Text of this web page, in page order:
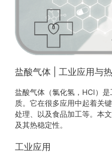
盐酸气体 | 工业应用与
盐酸气体（氯化氢，HCl）是
质。它在很多应用中起着关
处理、以及食品加工等。本
及其热稳定性。
工业应用